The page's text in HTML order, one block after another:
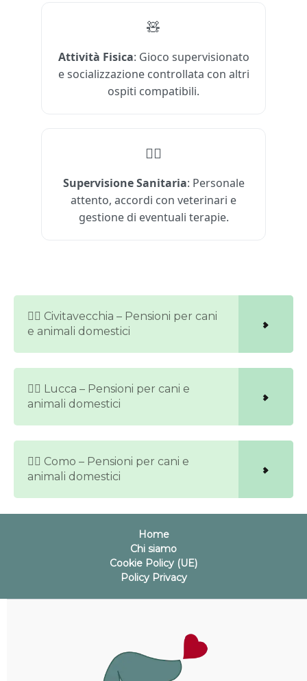
🧸
Attività Fisica: Gioco supervisionato
e socializzazione controllata con altri
ospiti compatibili.
🐕‍⚕️
Supervisione Sanitaria: Personale
attento, accordi con veterinari e
gestione di eventuali terapie.
🐕‍🦺 Civitavecchia – Pensioni per cani
e animali domestici
🐕‍🦺 Lucca – Pensioni per cani e
animali domestici
🐕‍🦺 Como – Pensioni per cani e
animali domestici
Home
Chi siamo
Cookie Policy (UE)
Policy Privacy